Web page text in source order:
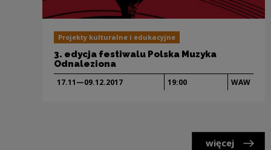
Projekty kulturalne i edukacyjne
3. edycja festiwalu Polska Muzyka
Odnaleziona
17.11—09.12.2017 19:00 WAW
więcej